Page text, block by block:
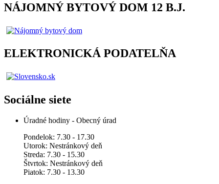
NÁJOMNÝ BYTOVÝ DOM 12 B.J.
ELEKTRONICKÁ PODATELŇA
Sociálne siete
Úradné hodiny - Obecný úrad
Pondelok: 7.30 - 17.30
Utorok: Nestránkový deň
Streda: 7.30 - 15.30
Štvrtok: Nestránkový deň
Piatok: 7.30 - 13.30